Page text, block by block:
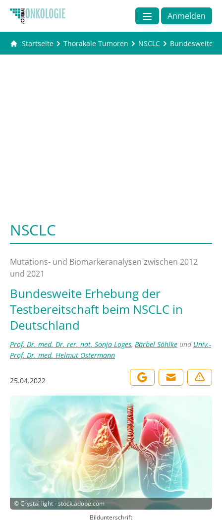
Anmelden
Startseite Thorakale Tumoren NSCLC Bundesweite
NSCLC
Mutations- und Biomarkeranalysen zwischen 2012
und 2021
Bundesweite Erhebung der
Testbereitschaft beim NSCLC in
Deutschland
Prof. Dr. med. Dr. rer. nat. Sonja Loges, Bärbel Söhlke und Univ.-
Prof. Dr. med. Helmut Ostermann
25.04.2022
©Crystal light - stock.adobe.com
Bildunterschrift